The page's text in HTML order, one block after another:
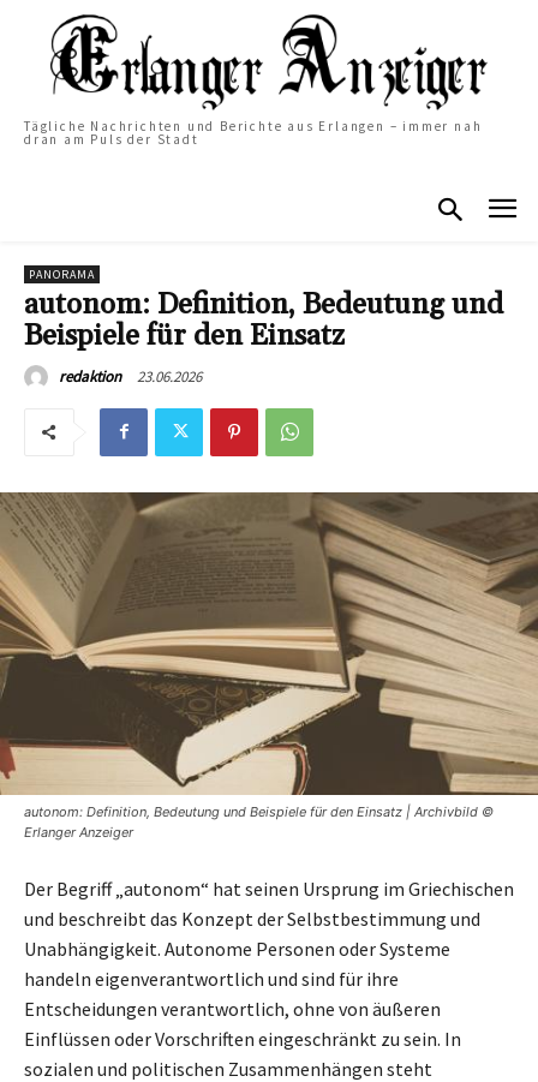
Tägliche Nachrichten und Berichte aus Erlangen – immer nah
dran am Puls der Stadt
PANORAMA
autonom: Definition, Bedeutung und
Beispiele für den Einsatz
redaktion 23.06.2026
autonom: Definition, Bedeutung und Beispiele für den Einsatz | Archivbild ©
Erlanger Anzeiger
Der Begriff „autonom“ hat seinen Ursprung im Griechischen
und beschreibt das Konzept der Selbstbestimmung und
Unabhängigkeit. Autonome Personen oder Systeme
handeln eigenverantwortlich und sind für ihre
Entscheidungen verantwortlich, ohne von äußeren
Einflüssen oder Vorschriften eingeschränkt zu sein. In
sozialen und politischen Zusammenhängen steht